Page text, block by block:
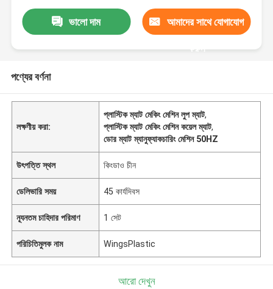
ভালো দাম আমাদের সাথে যোগাযোগ
করুন
পণ্যের বর্ণনা
লক্ষণীয় করা:
প্লাস্টিক ম্যাট মেকিং মেশিন লুপ ম্যাট,
প্লাস্টিক ম্যাট মেকিং মেশিন কয়েল ম্যাট,
ডোর ম্যাট ম্যানুফ্যাকচারিং মেশিন 50HZ
উৎপত্তি স্থল কিংডাও চীন
ডেলিভারি সময় 45 কার্যদিবস
ন্যূনতম চাহিদার পরিমাণ 1 সেট
পরিচিতিমুলক নাম WingsPlastic
আরো দেখুন